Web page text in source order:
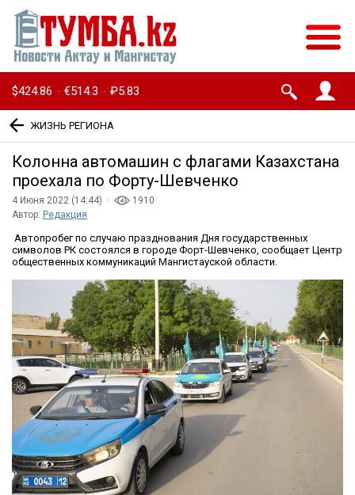
$424.86 · €514.3 · ₽5.83
ЖИЗНЬ РЕГИОНА
Колонна автомашин с флагами Казахстана
проехала по Форту-Шевченко
4 Июня 2022 (14:44) ·
1910
Автор: Редакция
Автопробег по случаю празднования Дня государственных
символов РК состоялся в городе Форт-Шевченко, сообщает Центр
общественных коммуникаций Мангистауской области.